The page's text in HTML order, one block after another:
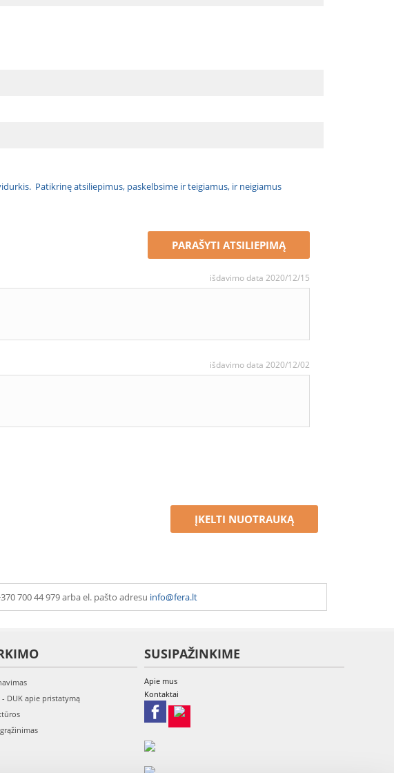
Patikrinę atsiliepimus, paskelbsime ir teigiamus, ir neigiamus
PARAŠYTI ATSILIEPIMĄ
išdavimo data 2020/12/15
išdavimo data 2020/12/02
ĮKELTI NUOTRAUKĄ
700 44 979 arba el. pašto adresu info@fera.lt
DUK apie pristatymą
SUSIPAŽINKIME
Apie mus
Kontaktai